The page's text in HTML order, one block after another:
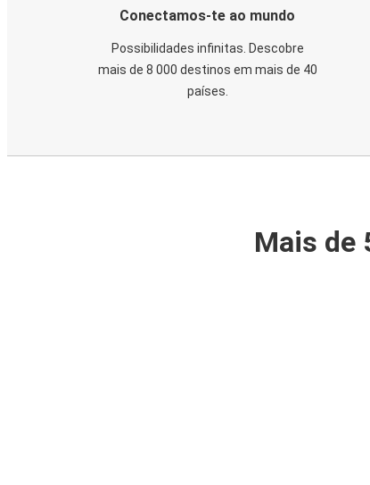
Conectamos-te ao mundo
Possibilidades infinitas. Descobre
mais de 8 000 destinos em mais de 40
países.
Mais de